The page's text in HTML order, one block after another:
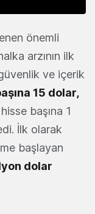
önemli
arzının ilk
ve içerik
15 dolar,
başına 1
İlk olarak
başlayan
dolar